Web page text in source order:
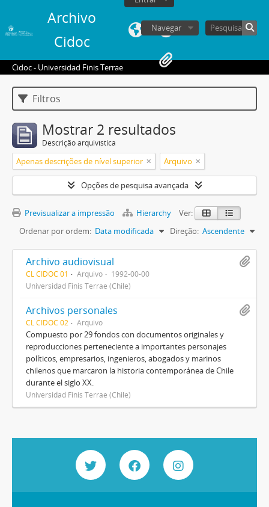
Archivo
Cidoc
Navegar
Cidoc - Universidad Finis Terrae
Filtros
Mostrar 2 resultados
Descrição arquivística
Apenas descrições de nível superior Arquivo
Opções de pesquisa avançada
Previsualizar a impressão Hierarchy
Ver:
Ordenar por ordem: Data modificada Direção: Ascendente
Archivo audiovisual
CL CIDOC 01 Arquivo
1992-00-00
Universidad Finis Terrae (Chile)
Archivos personales
CL CIDOC 02 Arquivo
Compuesto por 29 fondos con documentos originales y
reproducciones perteneciente a importantes personajes
políticos, empresarios, ingenieros, abogados y marinos
chilenos que marcaron la historia contemporánea de Chile
durante el siglo XX.
Universidad Finis Terrae (Chile)